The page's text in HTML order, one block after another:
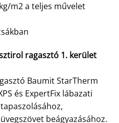
m2 a teljes művelet
ragasztó 1. kerület
Baumit StarTherm
és ExpertFix lábazati
beágyazásához.